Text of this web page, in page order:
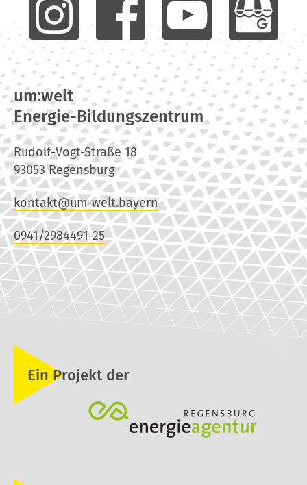
um:welt
Energie-Bildungszentrum
Rudolf-Vogt-Straße 18
93053 Regensburg
kontakt@um-welt.bayern
0941/2984491-25
Ein Projekt der